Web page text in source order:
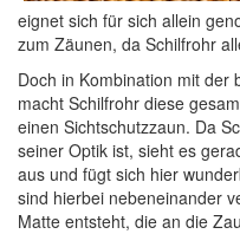
eignet sich für sich allein
zum Zäunen, da Schilfrohr
Doch in Kombination mit der
macht Schilfrohr diese
einen Sichtschutzzaun. Da
seiner Optik ist, sieht es
aus und fügt sich hier
sind hierbei nebeneinander
Matte entsteht, die an die